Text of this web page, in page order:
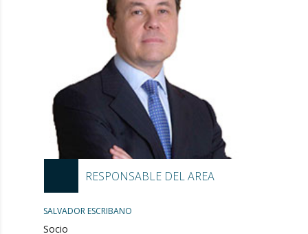
RESPONSABLE DEL AREA
SALVADOR ESCRIBANO
Socio